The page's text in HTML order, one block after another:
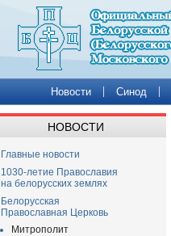
Новости Синод
НОВОСТИ
Главные новости
1030-летие Православия
на белорусских землях
Белорусская
Православная Церковь
Митрополит